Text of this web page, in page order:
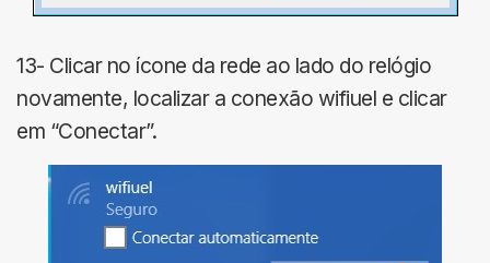
13- Clicar no ícone da rede ao lado do relógio
novamente, localizar a conexão wifiuel e clicar
em “Conectar”.